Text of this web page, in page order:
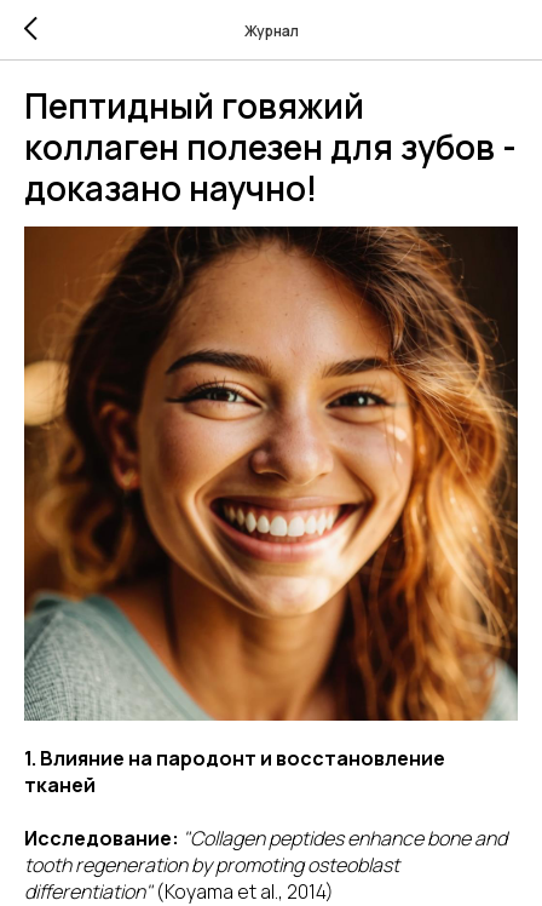
Журнал
Пептидный говяжий
коллаген полезен для зубов -
доказано научно!
1. Влияние на пародонт и восстановление
тканей
Исследование: "Collagen peptides enhance bone and
tooth regeneration by promoting osteoblast
differentiation"(Koyama et al., 2014)